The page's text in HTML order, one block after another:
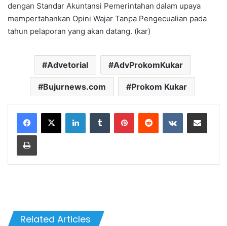
dengan Standar Akuntansi Pemerintahan dalam upaya
mempertahankan Opini Wajar Tanpa Pengecualian pada
tahun pelaporan yang akan datang. (kar)
Advetorial AdvProkomKukar
Bujurnews.com Prokom Kukar
LinkedInTumblr PinterestReddit VKontakteShare via Email
Print
Related Articles